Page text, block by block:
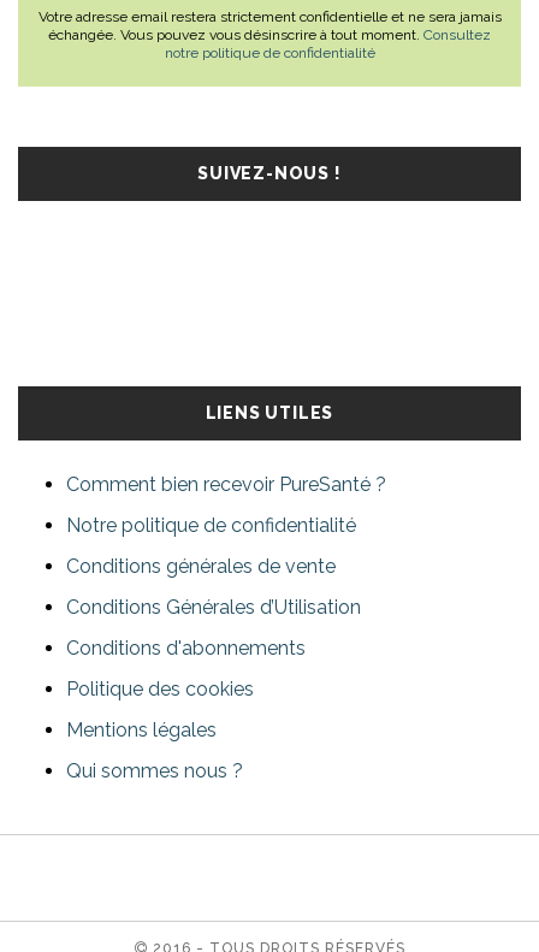
Votre adresse email restera strictement confidentielle et ne sera jamais
échangée. Vous pouvez vous désinscrire à tout moment. Consultez
notre politique de confidentialité
SUIVEZ-NOUS !
LIENS UTILES
Comment bien recevoir PureSanté ?
Notre politique de confidentialité
Conditions générales de vente
Conditions Générales d’Utilisation
Conditions d'abonnements
Politique des cookies
Mentions légales
Qui sommes nous ?
2016 - TOUS DROITS RÉSERVÉS